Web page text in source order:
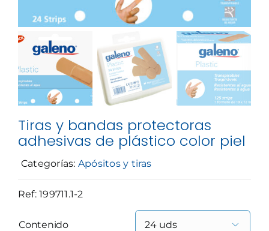
Tiras y bandas protectoras
adhesivas de plástico color piel
Categorías: Apósitos y tiras
Ref:199711.1-2
Contenido 